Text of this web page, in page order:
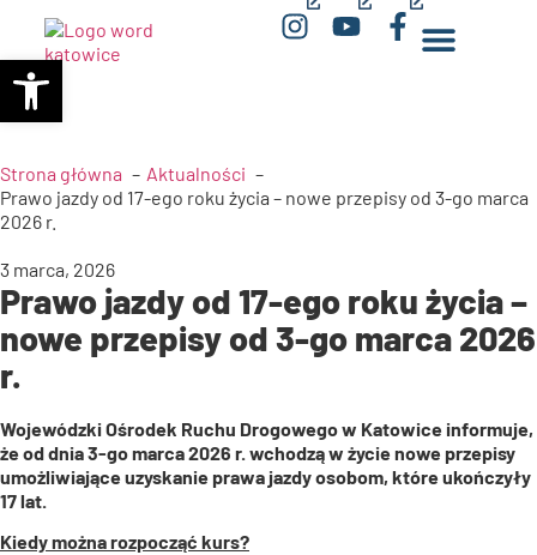
Otwórz pasek narzędzi
(opens(opens(opens
Strona główna
Aktualności
Prawo jazdy od 17-ego roku życia – nowe przepisy od 3-go marca
2026 r.
3 marca, 2026
Prawo jazdy od 17-ego roku życia –
nowe przepisy od 3-go marca 2026
r.
Wojewódzki Ośrodek Ruchu Drogowego w Katowice informuje,
że od dnia 3-go marca 2026 r. wchodzą w życie nowe przepisy
umożliwiające uzyskanie prawa jazdy osobom, które ukończyły
17 lat.
Kiedy można rozpocząć kurs?